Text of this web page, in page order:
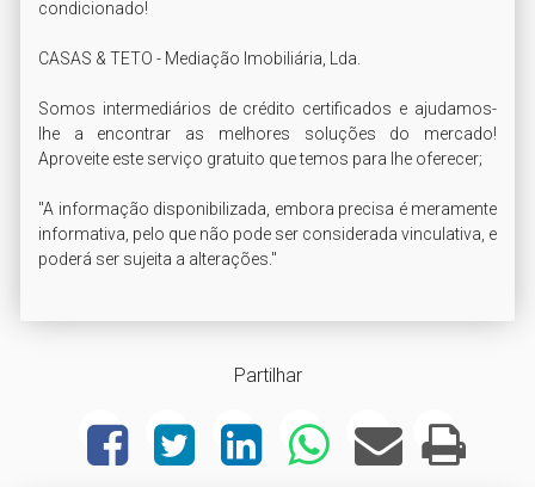
Partilhar
condicionado!
CASAS & TETO - Mediação Imobiliária, Lda.
Somos intermediários de crédito certificados e ajudamos-
lhe a encontrar as melhores soluções do mercado!
Aproveite este serviço gratuito que temos para lhe oferecer;
"A informação disponibilizada, embora precisa é meramente
informativa, pelo que não pode ser considerada vinculativa, e
poderá ser sujeita a alterações."